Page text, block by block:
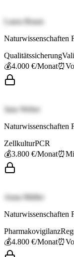
Laura Braun
Naturwissenschaften
Qualitätssicherung
💰4.000 €/Monat⏰
Jana Weber
Naturwissenschaften
ZellkulturPCR
💰3.800 €/Monat⏰
Anna Müller
Naturwissenschaften
Pharmakovigilanz
💰4.800 €/Monat⏰